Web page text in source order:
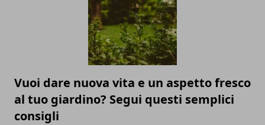
Vuoi dare nuova vita e un aspetto fresco
al tuo giardino? Segui questi semplici
consigli